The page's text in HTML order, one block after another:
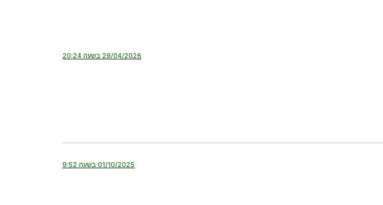
29/04/2026 בשעה 20:24
01/10/2025 בשעה 9:52